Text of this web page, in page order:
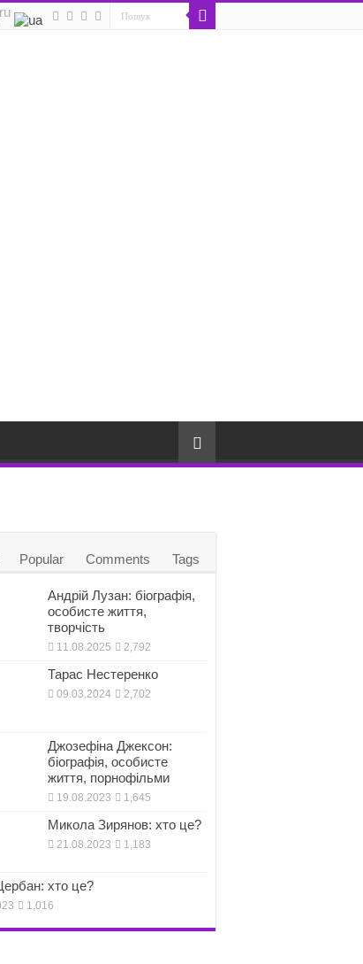
Popular Comments Tags
Андрій Лузан: біографія,
особисте життя,
творчість
11.08.2025 2,792
Тарас Нестеренко
09.03.2024 2,702
Джозефіна Джексон:
біографія, особисте
життя, порнофільми
19.08.2023 1,645
Микола Зирянов: хто це?
21.08.2023 1,183
хто це?
1,016